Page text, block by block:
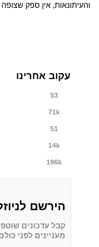
והעיתונאות, אין ספק
עקוב אחרינו
53
71k
51
14k
196k
הירשם
קבל עדכונים
מעניינים לפני